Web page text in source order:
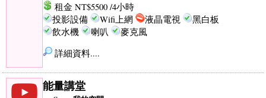
租金 NT$5500 /4小時
投影設備
Wifi上網 液晶電視
黑白板
飲水機
喇叭
麥克風
詳細資料....
能量講堂